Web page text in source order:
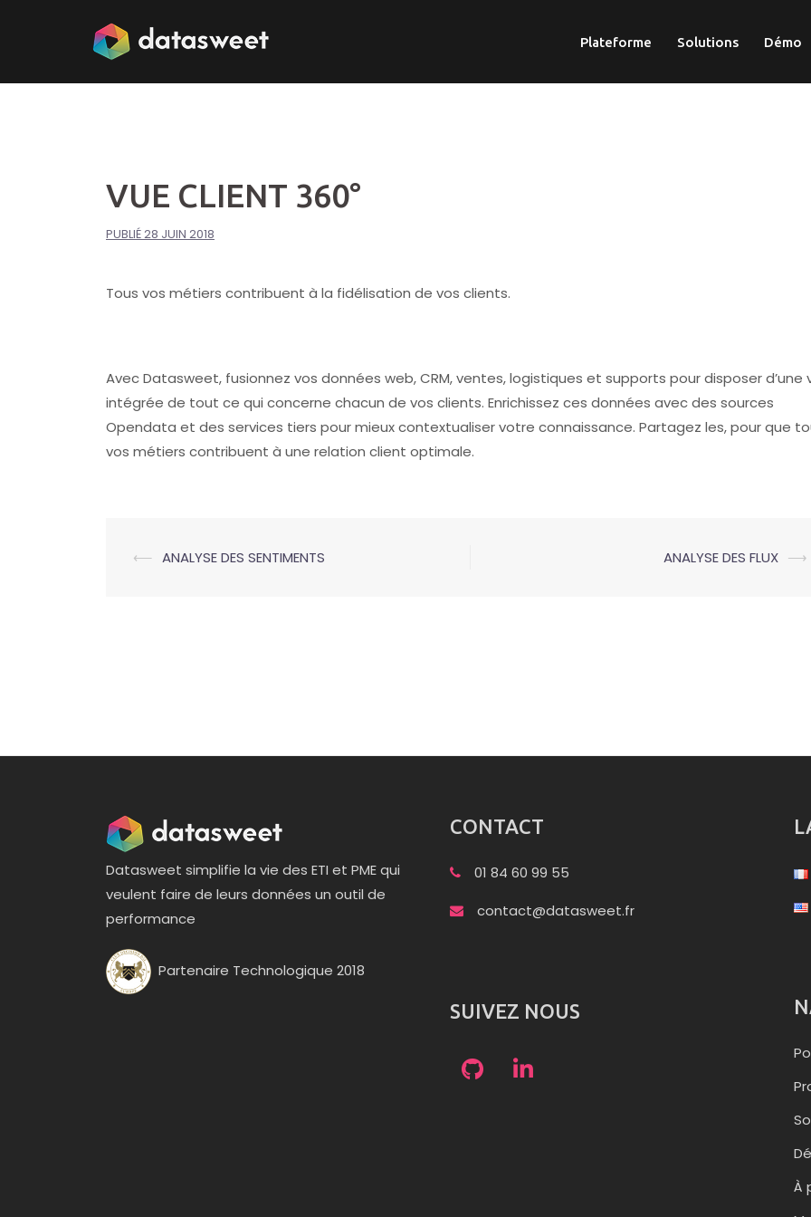
Plateforme Solutions Démo
VUE CLIENT 360°
PUBLIÉ28 JUIN 2018
Tous vos métiers contribuent à la fidélisation de vos clients.
Avec Datasweet, fusionnez vos données web, CRM, ventes, logistiques et supports pour disposer d’une
intégrée de tout ce qui concerne chacun de vos clients. Enrichissez ces données avec des sources
Opendata et des services tiers pour mieux contextualiser votre connaissance. Partagez les, pour que
vos métiers contribuent à une relation client optimale.
Navigation
⟵ ANALYSE DES SENTIMENTS ANALYSE DES FLUX ⟶
Datasweet simplifie la vie des ETI et PME qui
veulent faire de leurs données un outil de
performance
Partenaire Technologique 2018
CONTACT
01 84 60 99 55
contact@datasweet.fr
SUIVEZ NOUS
À